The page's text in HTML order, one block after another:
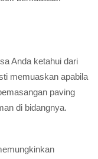
Anda ketahui dari
memuaskan apabila
paving
di bidangnya.